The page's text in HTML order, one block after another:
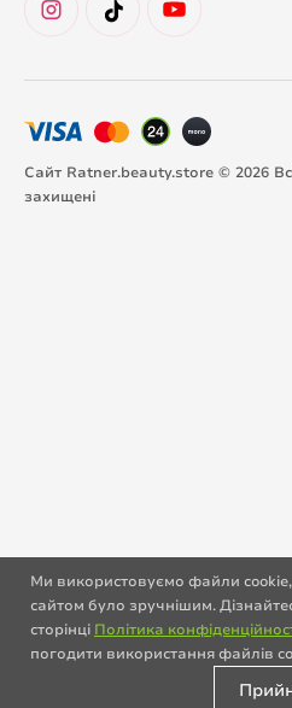
Сайт Ratner.beauty.store © 2026
захищені
Ми використовуємо файли
сайтом було зручнішим.
сторінці Політика
погодити використання файлів